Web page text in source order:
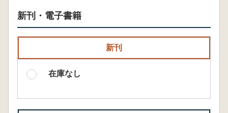
新刊・電子書籍
新刊
在庫なし